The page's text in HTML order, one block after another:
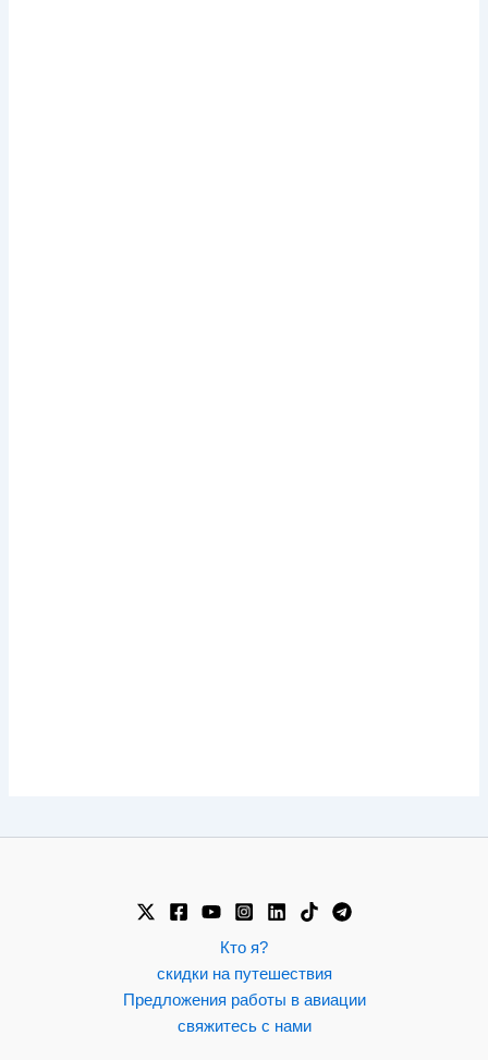
Кто я?
скидки на путешествия
Предложения работы в авиации
свяжитесь с нами